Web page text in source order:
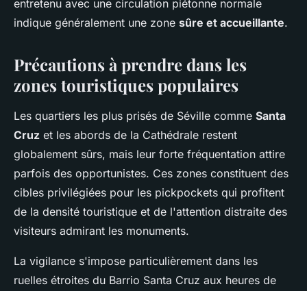
entretenu avec une circulation piétonne normale
indique généralement une zone sûre et accueillante.
Précautions à prendre dans les
zones touristiques populaires
Les quartiers les plus prisés de Séville comme Santa
Cruz et les abords de la Cathédrale restent
globalement sûrs, mais leur forte fréquentation attire
parfois des opportunistes. Ces zones constituent des
cibles privilégiées pour les pickpockets qui profitent
de la densité touristique et de l'attention distraite des
visiteurs admirant les monuments.
La vigilance s'impose particulièrement dans les
ruelles étroites du Barrio Santa Cruz aux heures de